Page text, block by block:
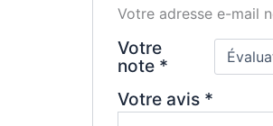
Votre adresse e-mail
Votre
note *
Votre avis *